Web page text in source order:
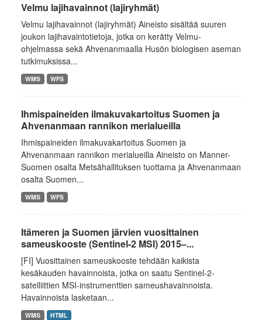
Velmu lajihavainnot (lajiryhmät)
Velmu lajihavainnot (lajiryhmät) Aineisto sisältää suuren
joukon lajihavaintotietoja, jotka on kerätty Velmu-
ohjelmassa sekä Ahvenanmaalla Husön biologisen aseman
tutkimuksissa...
WMS WFS
Ihmispaineiden ilmakuvakartoitus Suomen ja
Ahvenanmaan rannikon merialueilla
Ihmispaineiden ilmakuvakartoitus Suomen ja
Ahvenanmaan rannikon merialueilla Aineisto on Manner-
Suomen osalta Metsähallituksen tuottama ja Ahvenanmaan
osalta Suomen...
WMS WFS
Itämeren ja Suomen järvien vuosittainen
sameuskooste (Sentinel-2 MSI) 2015–...
[FI] Vuosittainen sameuskooste tehdään kaikista
kesäkauden havainnoista, jotka on saatu Sentinel-2-
satelliittien MSI-instrumenttien sameushavainnoista.
Havainnoista lasketaan...
WMS HTML